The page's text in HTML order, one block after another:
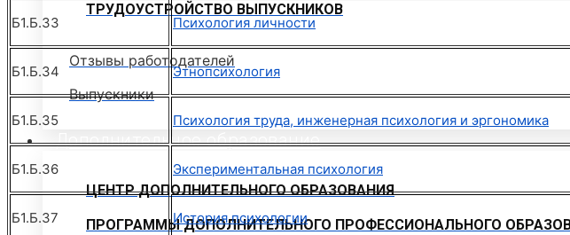
ТРУДОУСТРОЙСТВО ВЫПУСКНИКОВ
Отзывы работодателей
Выпускники
Дополнительное образование
ЦЕНТР ДОПОЛНИТЕЛЬНОГО ОБРАЗОВАНИЯ
ПРОГРАММЫ ДОПОЛНИТЕЛЬНОГО ПРОФЕССИОНАЛЬНОГО
Б1.Б.33 Психология личности
Б1.Б.34 Этнопсихология
Б1.Б.35 Психология труда, инженерная психология и эргономика
Б1.Б.36 Экспериментальная психология
Б1.Б.37 История психологии